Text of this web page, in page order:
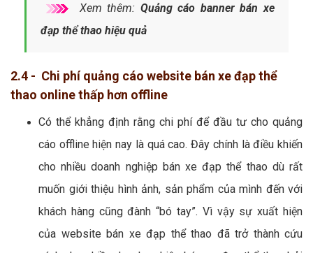
Xem thêm: Quảng cáo banner bán xe
đạp thể thao hiệu quả
2.4 - Chi phí quảng cáo website bán xe đạp thể
thao online thấp hơn offline
Có thể khẳng định rằng chi phí để đầu tư cho quảng
cáo offline hiện nay là quá cao. Đây chính là điều khiến
cho nhiều doanh nghiệp bán xe đạp thể thao dù rất
muốn giới thiệu hình ảnh, sản phẩm của mình đến với
khách hàng cũng đành “bó tay”. Vì vậy sự xuất hiện
của website bán xe đạp thể thao đã trở thành cứu